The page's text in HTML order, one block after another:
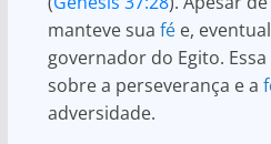
manteve sua fée,
governador do Egito.
sobre a perseverança e a
adversidade.